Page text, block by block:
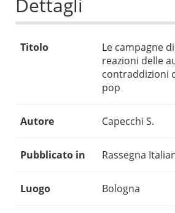
Dettagli
Titolo
Le campagne
reazioni delle
contraddizioni
pop
Autore Capecchi S.
Pubblicato in Rassegna
Luogo Bologna